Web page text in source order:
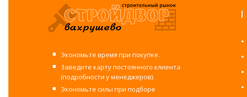
Экономьте время при покупке.
Заведите карту постоянного клиента
(подробности у менеджеров).
Экономьте силы при подборе